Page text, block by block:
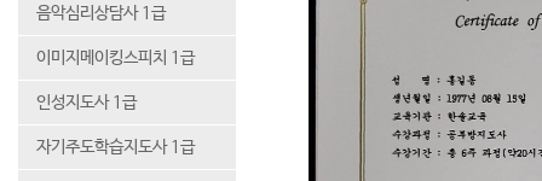
음악심리상담사 1급
이미지메이킹스피치 1급
인성지도사 1급
자기주도학습지도사 1급